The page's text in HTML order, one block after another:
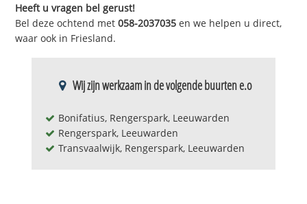
Heeft u vragen bel gerust!
Bel deze ochtend met058-2037035 en we helpen u direct,
waar ook in Friesland.
Wij zijn werkzaam in de volgende buurten e.o
Bonifatius, Rengerspark, Leeuwarden
Rengerspark, Leeuwarden
Transvaalwijk, Rengerspark, Leeuwarden